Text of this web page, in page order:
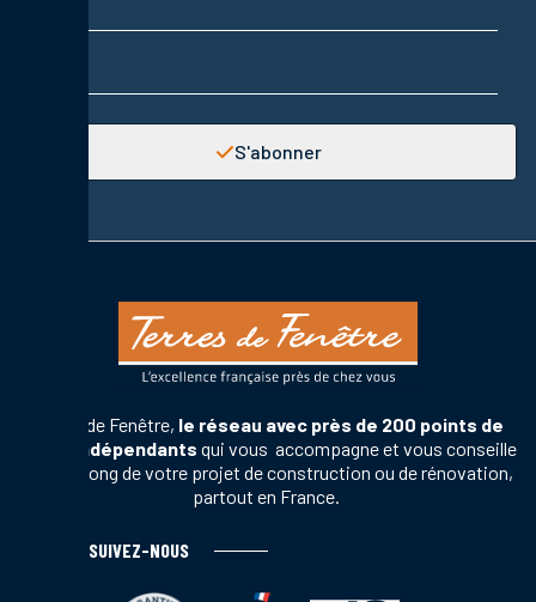
S'abonner
Terres de Fenêtre, le réseau avec près de 200 points de
vente indépendants qui vous accompagne et vous conseille
tout au long de votre projet de construction ou de rénovation,
partout en France.
SUIVEZ-NOUS